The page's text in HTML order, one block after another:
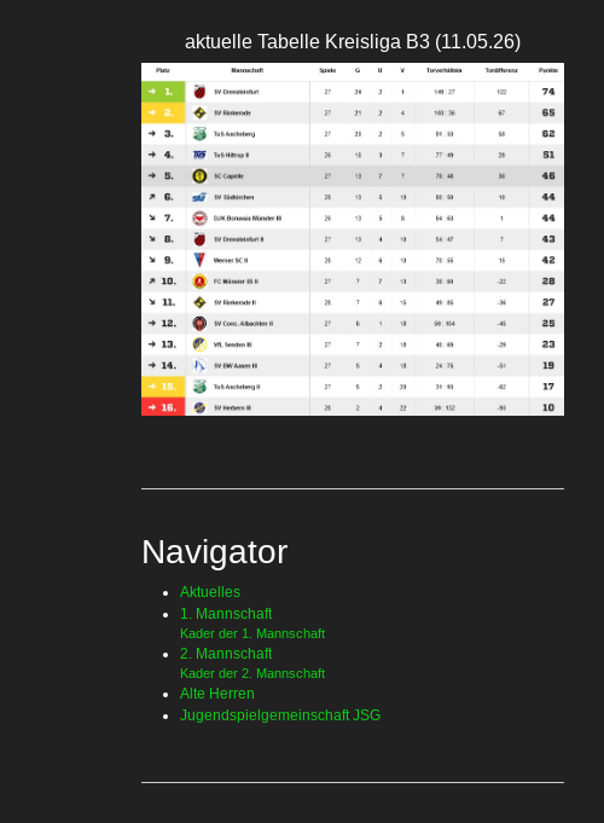
aktuelle Tabelle Kreisliga B3 (11.05.26)
Navigator
Aktuelles
1. Mannschaft
Kader der 1. Mannschaft
2. Mannschaft
Kader der 2. Mannschaft
Alte Herren
Jugendspielgemeinschaft JSG